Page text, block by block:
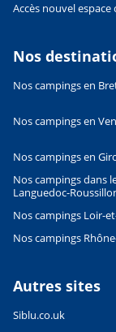
Accès nouvel espace
Nos
Nos campings en
Nos campings en
Nos campings en
Nos campings dans
Languedoc-
Nos campings Loir-
Nos campings
Autres sites
Siblu.co.uk